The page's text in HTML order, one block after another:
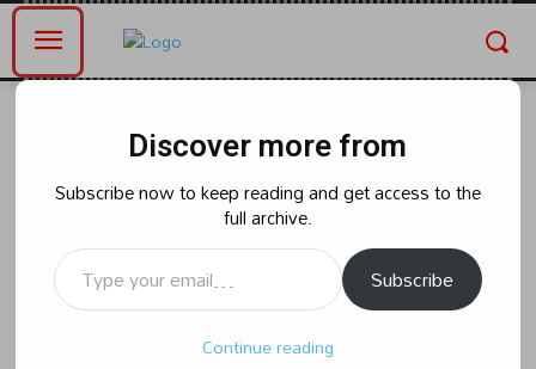
రాజకీయం
నామినేషన్ ల ఘట్టం ముగిసిందని
నేతలు సంతోష పడేలోపే కొత్త సమస్యలు
ఎదురవుతున్నాయి.
Friday, April 26, 2024 12:17 pm
Discover more from
Subscribe now to keep reading and get access to the
full archive.
Type your email…
Subscribe
Continue reading